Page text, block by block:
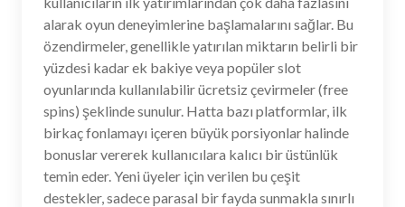
alarak oyun deneyimlerine başlamalarını sağlar. Bu
özendirmeler, genellikle yatırılan miktarın belirli bir
yüzdesi kadar ek bakiye veya popüler slot
oyunlarında kullanılabilir ücretsiz çevirmeler (free
spins) şeklinde sunulur. Hatta bazı platformlar, ilk
birkaç fonlamayı içeren büyük porsiyonlar halinde
bonuslar vererek kullanıcılara kalıcı bir üstünlük
temin eder. Yeni üyeler için verilen bu çeşit
destekler, sadece parasal bir fayda sunmakla sınırlı